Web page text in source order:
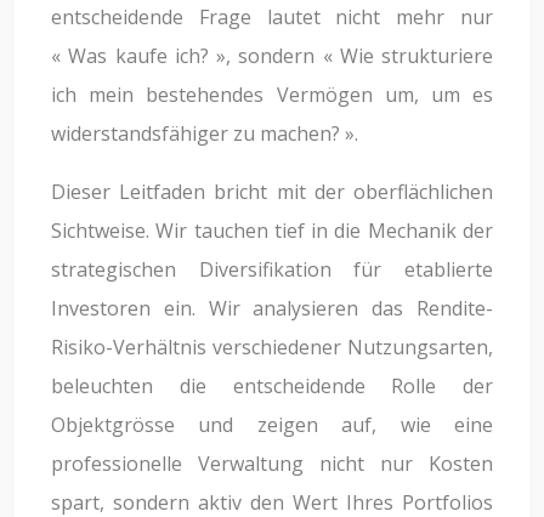
entscheidende Frage lautet nicht mehr nur
« Was kaufe ich? », sondern « Wie strukturiere
ich mein bestehendes Vermögen um, um es
widerstandsfähiger zu machen? ».
Dieser Leitfaden bricht mit der oberflächlichen
Sichtweise. Wir tauchen tief in die Mechanik der
strategischen Diversifikation für etablierte
Investoren ein. Wir analysieren das Rendite-
Risiko-Verhältnis verschiedener Nutzungsarten,
beleuchten die entscheidende Rolle der
Objektgrösse und zeigen auf, wie eine
professionelle Verwaltung nicht nur Kosten
spart, sondern aktiv den Wert Ihres Portfolios